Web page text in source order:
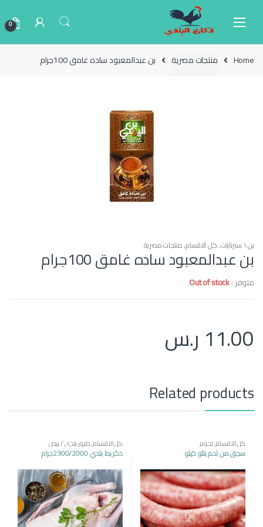
0
Home منتجات مصرية بن عبدالمعبود ساده غامق 100جرام
بن \ سبرتايات,كل الاقسام,منتجات مصرية
بن عبدالمعبود ساده غامق 100جرام
متوفر :Out of stock
11.00 ر.س
Related products
كل الاقسام,لحوم
سجق من لحم بتلو كيلو
كل الاقسام,طيور بلدي / بيض
ذكر بط بلدي 2300/2000جرام